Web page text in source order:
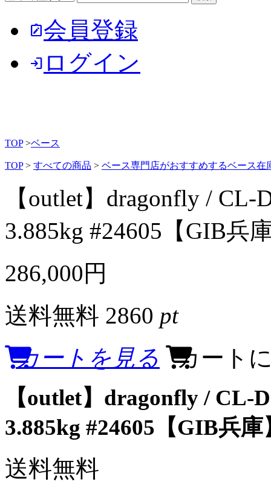
note_alt会員登録
login ログイン
TOP >ベース
TOP > すべての商品 > ベース専門店がおすすめするベース在
【outlet】dragonfly / CL-
3.885kg #24605【GIB兵
286,000円
送料無料 2860 pt
カートを見る
カート
【outlet】dragonfly / CL-
3.885kg #24605【GIB兵庫
送料無料